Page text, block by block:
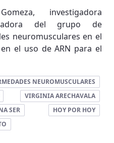
investigadora
del grupo de
neuromusculares en el
el uso de ARN para el
NEUROMUSCULARES
VIRGINIA ARECHAVALA
SER
HOY POR HOY